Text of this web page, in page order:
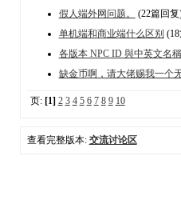
假人端外网问题。
(22篇回复
单机端和商业端什么区别
各版本 NPC ID 與中英文名稱
缺金币啊，请大佬赐我一个
页: [1] 2 3 4 5 6 7 8 9 10
查看完整版本: 交流讨论区